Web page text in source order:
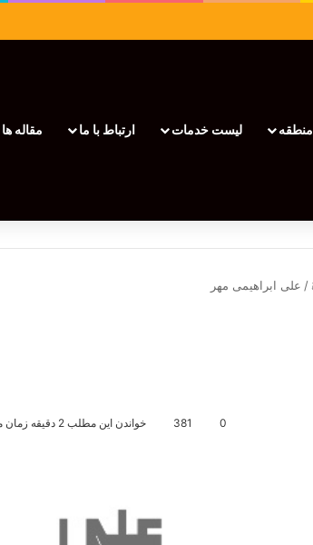
منطقه لیست خدمات ارتباط با ما مقاله ها
/ علی ابراهیمی مهر
0
381 خواندن این مطلب 2 دقیقه زمان میبرد